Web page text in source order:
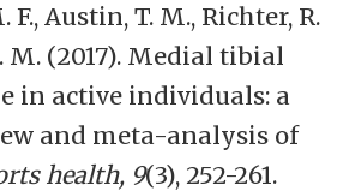
Austin, T. M., Richter, R.
M. (2017). Medial tibial
in active individuals: a
and meta-analysis of
health, 9(3), 252-261.